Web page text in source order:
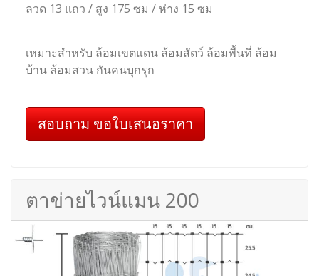
ลวด 13 แถว / สูง 175 ซม / ห่าง 15 ซม
เหมาะสำหรับ ล้อมเขตแดน ล้อมสัตว์ ล้อมพื้นที่ ล้อม
บ้าน ล้อมสวน กันคนบุกรุก
สอบถาม ขอใบเสนอราคา
ตาข่ายไวน์แมน 200